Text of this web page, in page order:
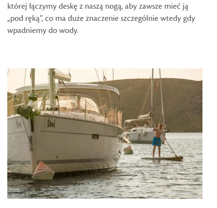
której łączymy deskę z naszą nogą, aby zawsze mieć ją
„pod ręką”, co ma duże znaczenie szczególnie wtedy gdy
wpadniemy do wody.